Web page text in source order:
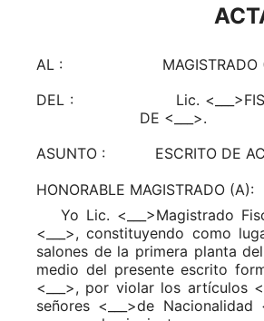
AL : MAGISTRADO (A)
DEL : Lic.
DE <___>.
ASUNTO : ESCRITO DE
HONORABLE MAGISTRADO (A):
Yo Lic. <___>Magistrado
<___>, constituyendo como
salones de la primera planta
medio del presente escrito
<___>, por violar los artículos
señores <___>de